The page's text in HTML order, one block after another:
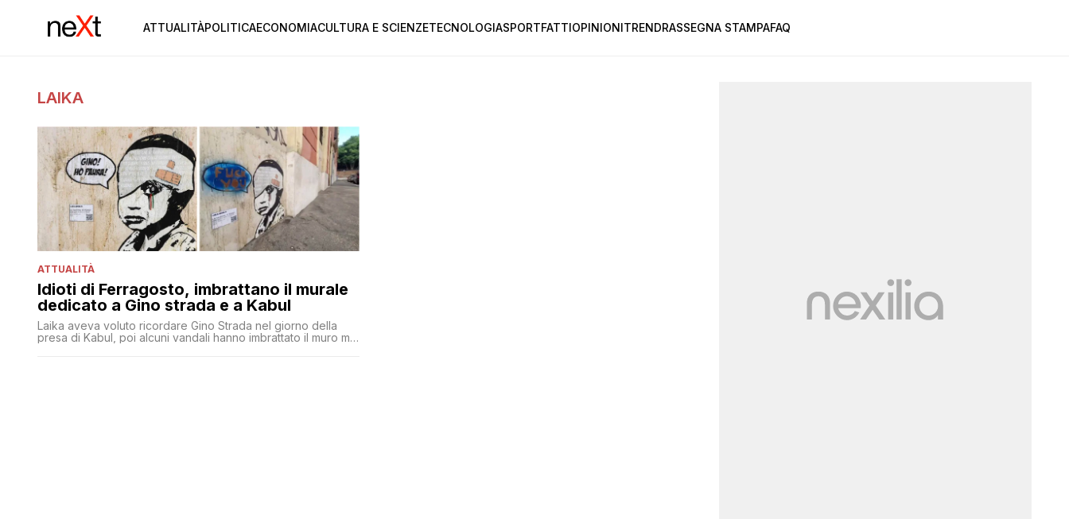
ATTUALITÀPOLITICAECONOMIACULTURA E SCIENZETECNOLOGIASPORTFATTIOPINIONITRENDRASSEGNA STAMPAFAQ
LAIKA
ATTUALITÀ
Idioti di Ferragosto, imbrattano il murale
dedicato a Gino strada e a Kabul
Laika aveva voluto ricordare Gino Strada nel giorno della
presa di Kabul, poi alcuni vandali hanno imbrattato il muro ma